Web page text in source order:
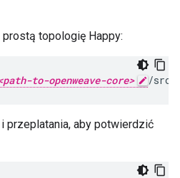
topologię Happy:
to-openweave-core> /src/
przeplatania, aby potwierdzić